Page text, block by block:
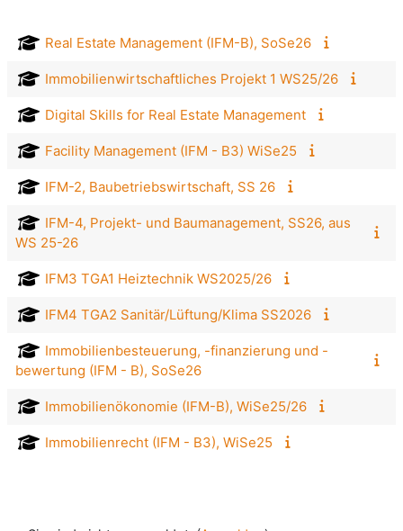
Real Estate Management (IFM-B), SoSe26
Immobilienwirtschaftliches Projekt 1 WS25/26
Digital Skills for Real Estate Management
Facility Management (IFM - B3) WiSe25
IFM-2, Baubetriebswirtschaft, SS 26
IFM-4, Projekt- und Baumanagement, SS26, aus
WS 25-26
IFM3 TGA1 Heiztechnik WS2025/26
IFM4 TGA2 Sanitär/Lüftung/Klima SS2026
Immobilienbesteuerung, -finanzierung und -
bewertung (IFM - B), SoSe26
Immobilienökonomie (IFM-B), WiSe25/26
Immobilienrecht (IFM - B3), WiSe25